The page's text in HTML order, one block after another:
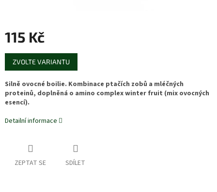
115 Kč
Měrná
cena:
ZVOLTE VARIANTU
Silně ovocné boilie. Kombinace ptačích zobů a mléčných
proteinů, doplněná o amino complex winter fruit (mix ovocných
esencí).
Detailní informace
ZEPTAT SE SDÍLET